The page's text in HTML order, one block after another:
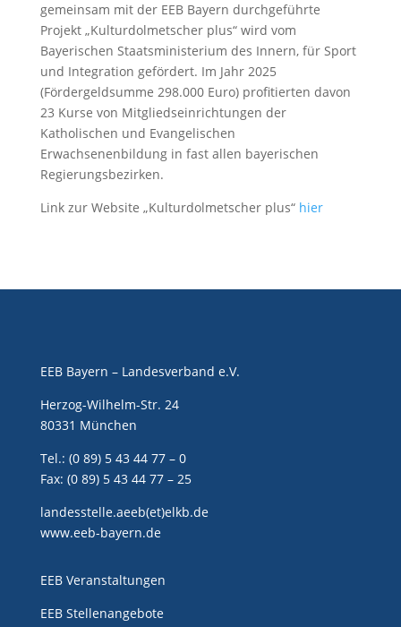
gemeinsam mit der EEB Bayern durchgeführte
Projekt „Kulturdolmetscher plus“ wird vom
Bayerischen Staatsministerium des Innern, für Sport
und Integration gefördert. Im Jahr 2025
(Fördergeldsumme 298.000 Euro) profitierten davon
23 Kurse von Mitgliedseinrichtungen der
Katholischen und Evangelischen
Erwachsenenbildung in fast allen bayerischen
Regierungsbezirken.
Link zur Website „Kulturdolmetscher plus“ hier
EEB Bayern – Landesverband e.V.
Herzog-Wilhelm-Str. 24
80331 München
Tel.: (0 89) 5 43 44 77 – 0
Fax: (0 89) 5 43 44 77 – 25
landesstelle.aeeb(et)elkb.de
www.eeb-bayern.de
EEB Veranstaltungen
EEB Stellenangebote